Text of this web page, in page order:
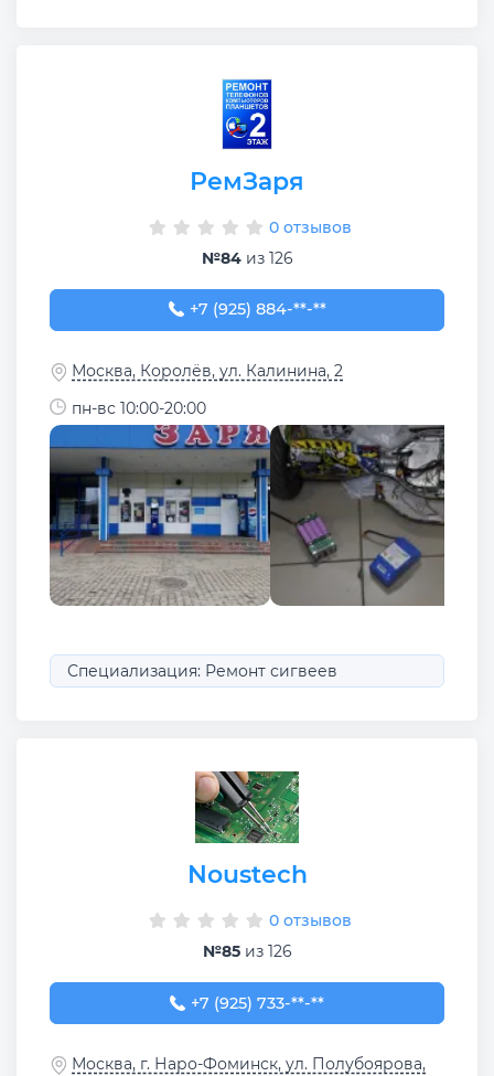
РемЗаря
0 отзывов
№84из 126
+7 (925) 884-88-90
+7 (925) 884-**-**
Москва, Королёв, ул. Калинина, 2
пн-вс 10:00-20:00
Специализация: Ремонт сигвеев
Noustech
0 отзывов
№85из 126
+7 (925) 733-33-56
+7 (925) 733-**-**
Москва, г. Наро-Фоминск, ул. Полубоярова,